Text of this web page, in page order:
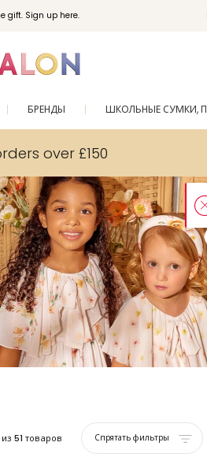
gift. Sign up here.
БРЕНДЫ ШКОЛЬНЫЕ СУМКИ,
over £150
из 51 товаров Спрятать фильтры